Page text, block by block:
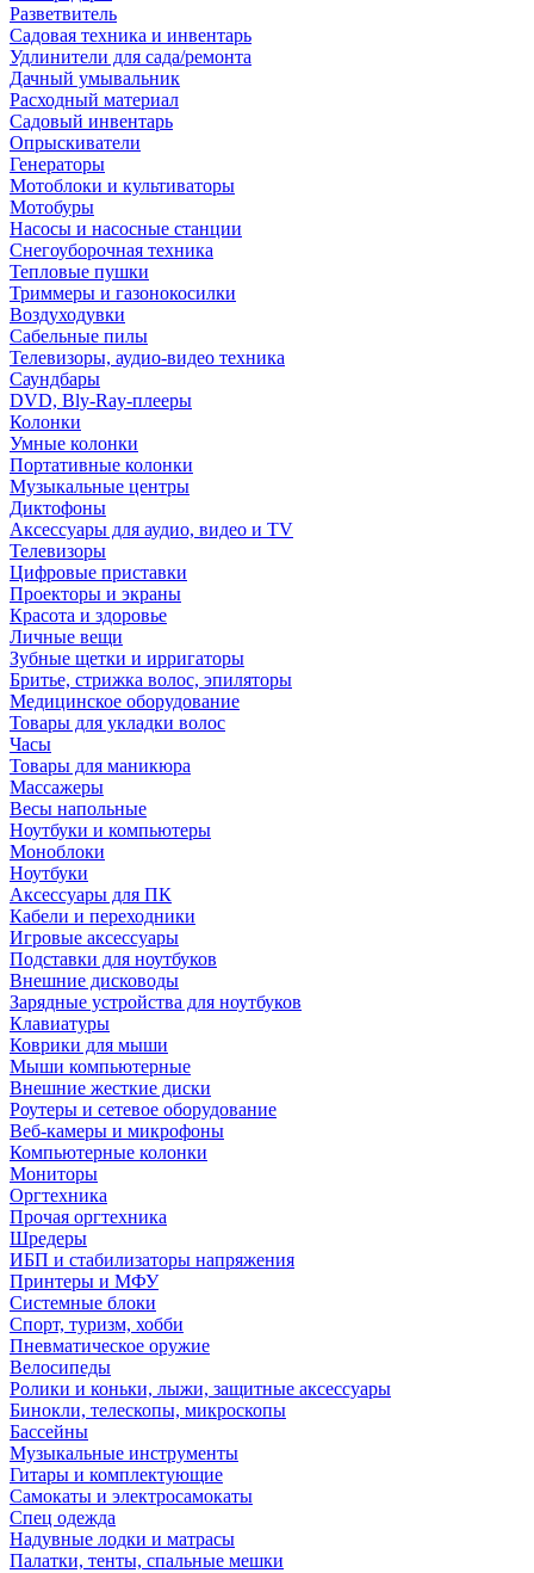
Разветвитель
Садовая техника и инвентарь
Удлинители для сада/ремонта
Дачный умывальник
Расходный материал
Садовый инвентарь
Опрыскиватели
Генераторы
Мотоблоки и культиваторы
Мотобуры
Насосы и насосные станции
Снегоуборочная техника
Тепловые пушки
Триммеры и газонокосилки
Воздуходувки
Сабельные пилы
Телевизоры, аудио-видео техника
Саундбары
DVD, Bly-Ray-плееры
Колонки
Умные колонки
Портативные колонки
Музыкальные центры
Диктофоны
Аксессуары для аудио, видео и TV
Телевизоры
Цифровые приставки
Проекторы и экраны
Красота и здоровье
Личные вещи
Зубные щетки и ирригаторы
Бритье, стрижка волос, эпиляторы
Медицинское оборудование
Товары для укладки волос
Часы
Товары для маникюра
Массажеры
Весы напольные
Ноутбуки и компьютеры
Моноблоки
Ноутбуки
Аксессуары для ПК
Кабели и переходники
Игровые аксессуары
Подставки для ноутбуков
Внешние дисководы
Зарядные устройства для ноутбуков
Клавиатуры
Коврики для мыши
Мыши компьютерные
Внешние жесткие диски
Роутеры и сетевое оборудование
Веб-камеры и микрофоны
Компьютерные колонки
Мониторы
Оргтехника
Прочая оргтехника
Шредеры
ИБП и стабилизаторы напряжения
Принтеры и МФУ
Системные блоки
Спорт, туризм, хобби
Пневматическое оружие
Велосипеды
Ролики и коньки, лыжи, защитные аксессуары
Бинокли, телескопы, микроскопы
Бассейны
Музыкальные инструменты
Гитары и комплектующие
Самокаты и электросамокаты
Спец одежда
Надувные лодки и матрасы
Палатки, тенты, спальные мешки